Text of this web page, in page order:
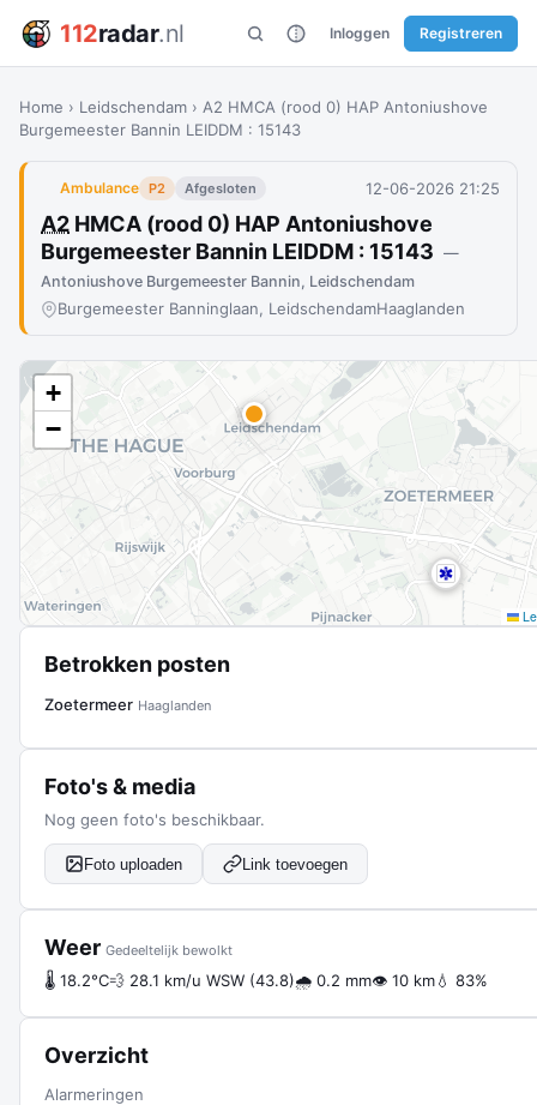
112radar.nl Inloggen Registreren
Home › Leidschendam › A2 HMCA (rood 0) HAP Antoniushove
Burgemeester Bannin LEIDDM : 15143
Ambulance P2 Afgesloten 12-06-2026 21:25
A2 HMCA (rood 0) HAP Antoniushove
Burgemeester Bannin LEIDDM : 15143 —
Antoniushove Burgemeester Bannin, Leidschendam
Burgemeester Banninglaan, LeidschendamHaaglanden
+
−
Betrokken posten
Zoetermeer Haaglanden
Foto's & media
Nog geen foto's beschikbaar.
Foto uploaden Link toevoegen
Weer Gedeeltelijk bewolkt
🌡 18.2°C💨 28.1 km/u WSW (43.8)🌧 0.2 mm👁 10 km💧 83%
Overzicht
Alarmeringen